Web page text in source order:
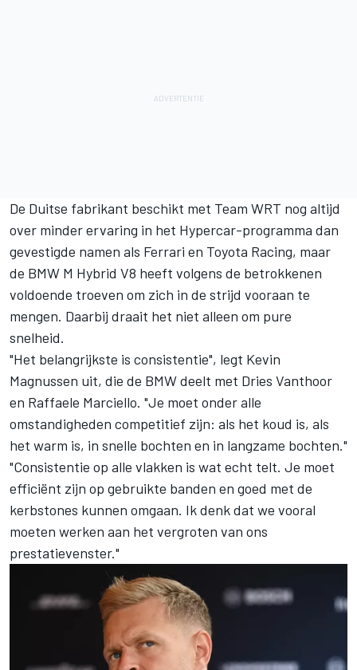
De Duitse fabrikant beschikt met Team WRT nog altijd
over minder ervaring in het Hypercar-programma dan
gevestigde namen als Ferrari en Toyota Racing, maar
de BMW M Hybrid V8 heeft volgens de betrokkenen
voldoende troeven om zich in de strijd vooraan te
mengen. Daarbij draait het niet alleen om pure
snelheid.
"Het belangrijkste is consistentie", legt Kevin
Magnussen uit, die de BMW deelt met Dries Vanthoor
en Raffaele Marciello. "Je moet onder alle
omstandigheden competitief zijn: als het koud is, als
het warm is, in snelle bochten en in langzame bochten."
"Consistentie op alle vlakken is wat echt telt. Je moet
efficiënt zijn op gebruikte banden en goed met de
kerbstones kunnen omgaan. Ik denk dat we vooral
moeten werken aan het vergroten van ons
prestatievenster."